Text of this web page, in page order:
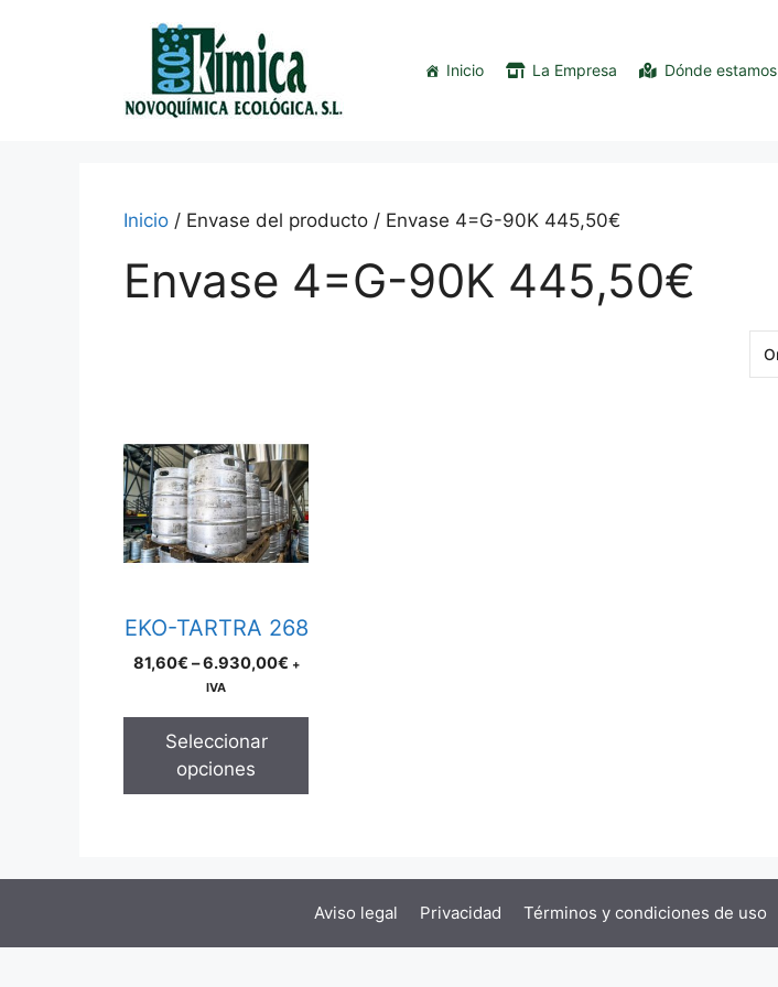
Inicio La Empresa Dónde estamos
Inicio / Envase del producto / Envase 4=G-90K 445,50€
Envase 4=G-90K 445,50€
EKO-TARTRA 268
81,60€ –6.930,00€Price
+
IVA
Seleccionar
opciones
product
has
multiple
variants.
The
may
chosen
product
Aviso legal Privacidad Términos y condiciones de uso